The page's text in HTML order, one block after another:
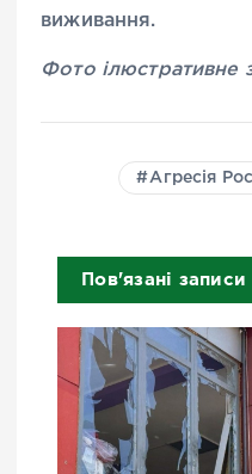
виживання.
Фото ілюстративне
Агресія
Пов'язані записи